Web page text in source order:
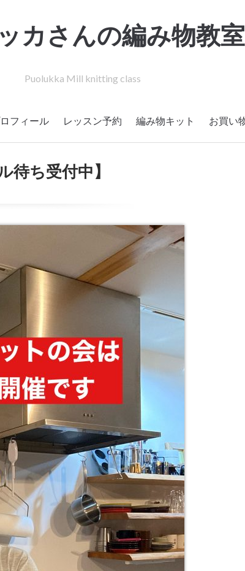
カさんの編み物教室
Puolukka Mill knitting class
フィール レッスン予約 編み物キット お買い
ち受付中】